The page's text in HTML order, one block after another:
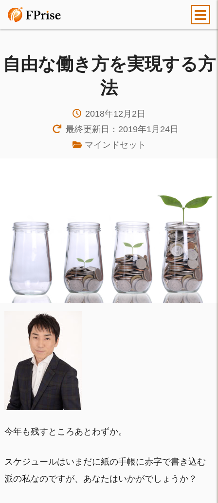
自由な働き方を実現する方
法
2018年12月2日
最終更新日：2019年1月24日
マインドセット
今年も残すところあとわずか。
スケジュールはいまだに紙の手帳に赤字で書き込む
派の私なのですが、あなたはいかがでしょうか？